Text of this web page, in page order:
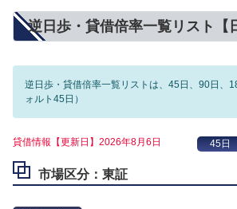
逆日歩・貸借倍率一覧リスト【
逆日歩・貸借倍率一覧リストは、45日、90日、
ォルト45日）
貸借情報【更新日】2026年8月6日
市場区分：東証